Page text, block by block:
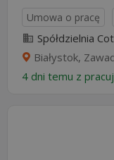
Umowa o pracę
Spółdzielnia
Białystok,
4 dni temu z